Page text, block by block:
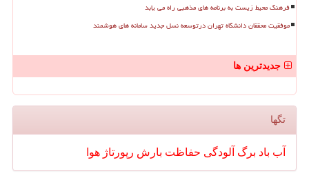
فرهنگ محیط زیست به برنامه های مذهبی راه می یابد
موفقیت محققان دانشگاه تهران درتوسعه نسل جدید سامانه های هوشمند
جدیدترین ها
تگها
آب باد برگ آلودگی حفاظت بارش رپورتاژ هوا